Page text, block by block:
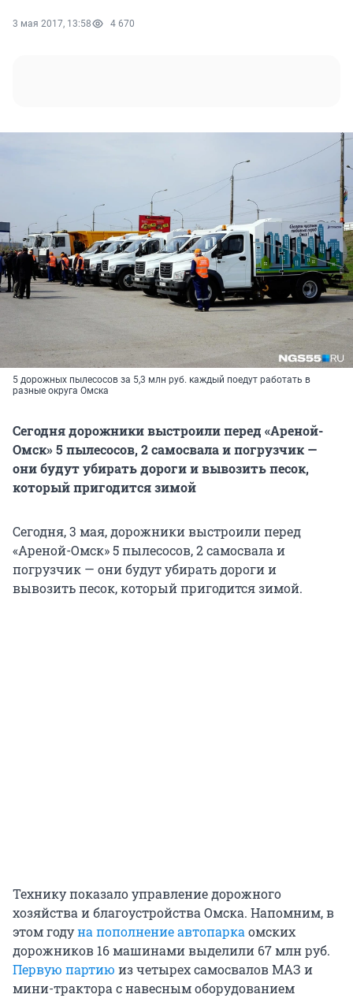
3 мая 2017, 13:58 4 670
5 дорожных пылесосов за 5,3 млн руб. каждый поедут работать в
разные округа Омска
Сегодня дорожники выстроили перед «Ареной-
Омск» 5 пылесосов, 2 самосвала и погрузчик —
они будут убирать дороги и вывозить песок,
который пригодится зимой
Сегодня, 3 мая, дорожники выстроили перед
«Ареной-Омск» 5 пылесосов, 2 самосвала и
погрузчик — они будут убирать дороги и
вывозить песок, который пригодится зимой.
Технику показало управление дорожного
хозяйства и благоустройства Омска. Напомним, в
этом годуна пополнение автопаркаомских
дорожников 16 машинами выделили 67 млн руб.
Первую партию из четырех самосвалов МАЗ и
мини-трактора с навесным оборудованием